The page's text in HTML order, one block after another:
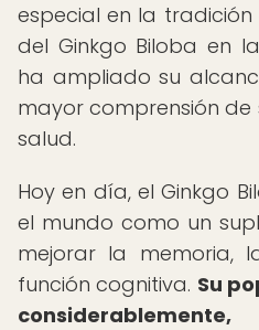
especial en la tradición
del Ginkgo Biloba en
ha ampliado su
mayor comprensión de
salud.
Hoy en día, el Ginkgo
el mundo como un
mejorar la memoria,
función cognitiva. Su